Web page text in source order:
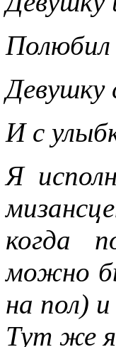
Полюбил
Девушку
И с
Я
когда
можно
на пол)
Тут же я